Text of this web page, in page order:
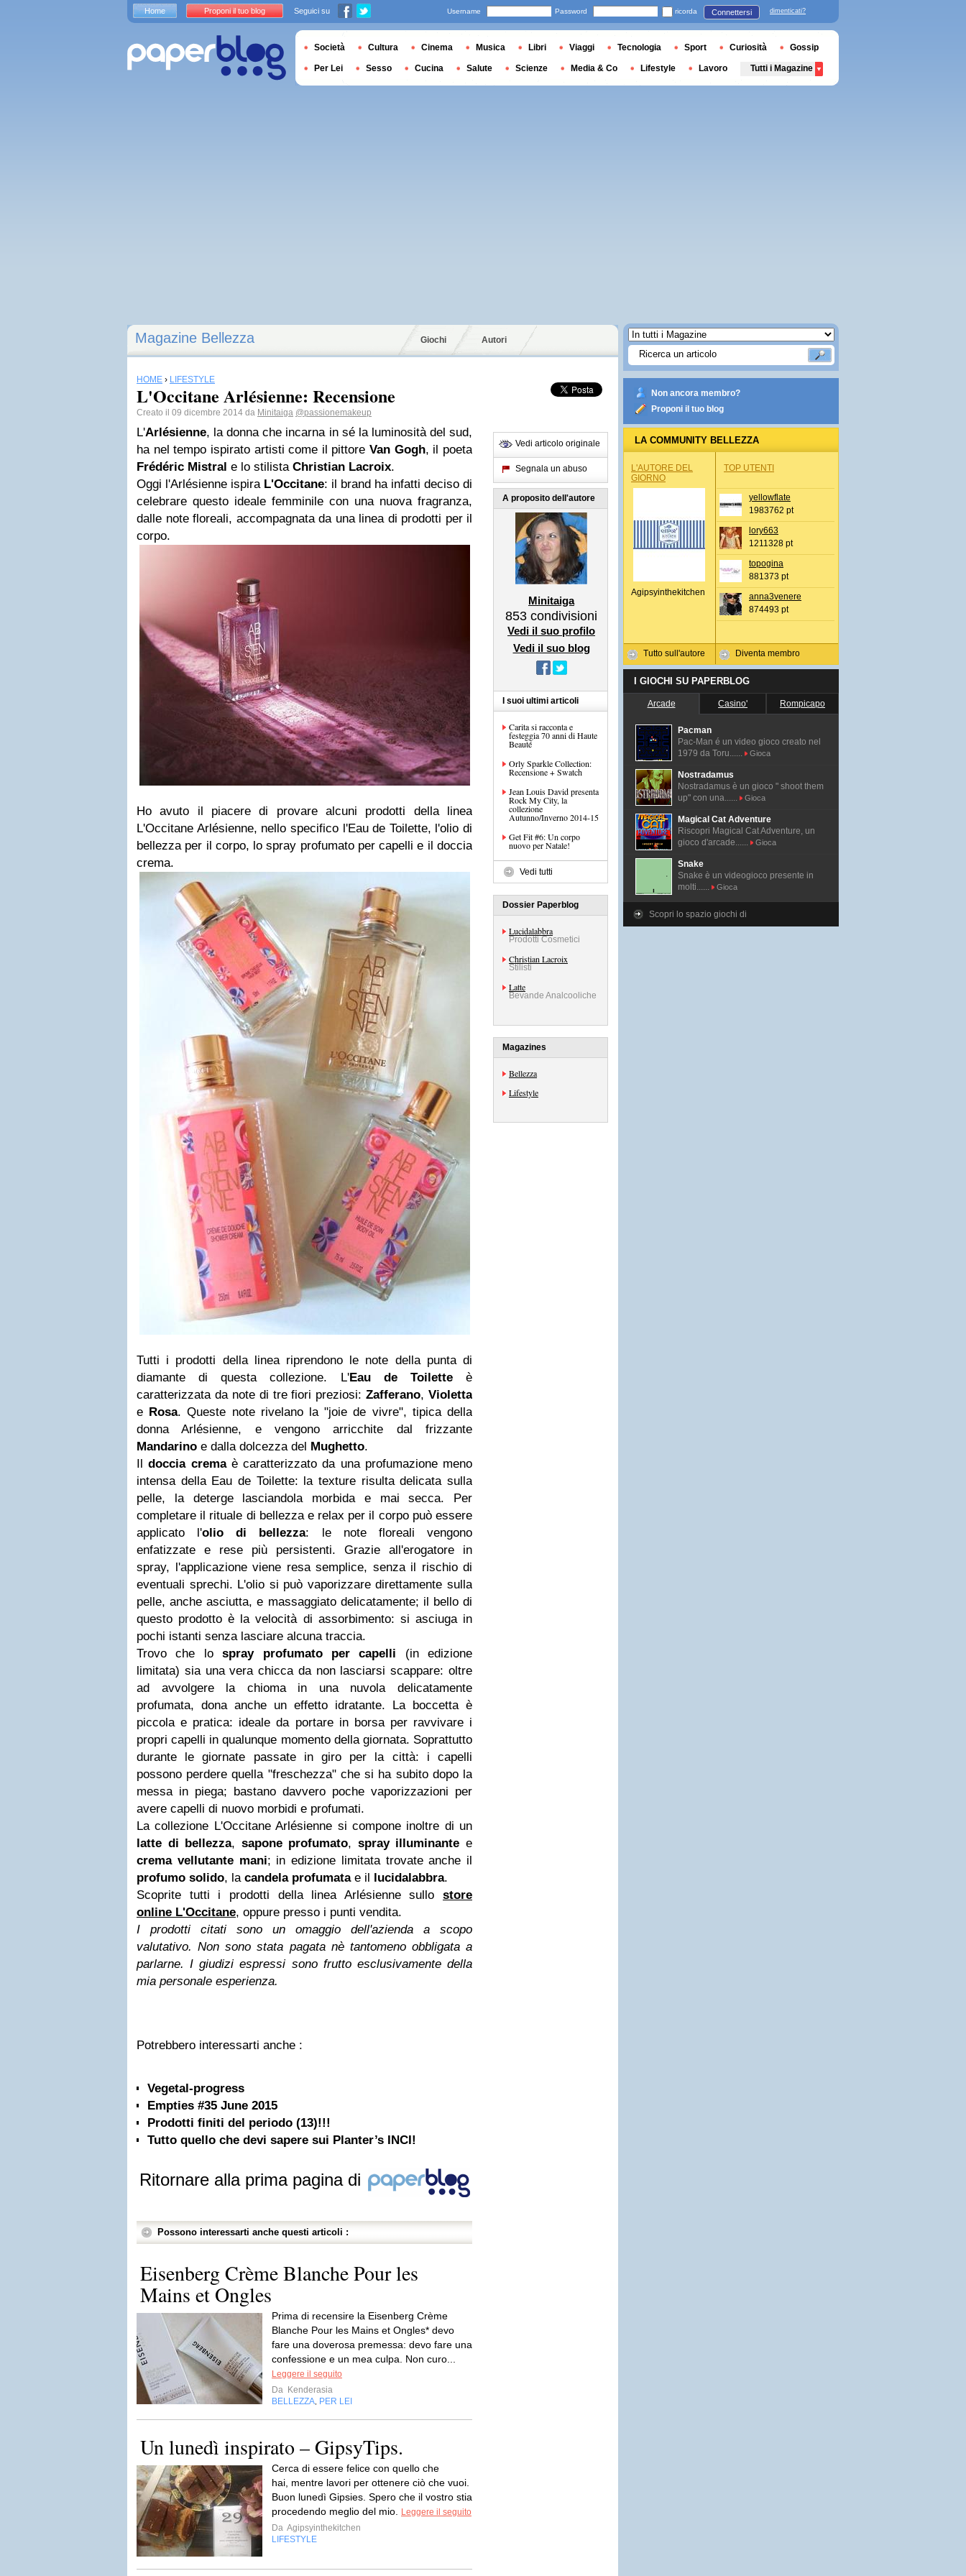
Magazine Bellezza Giochi Autori
HOME › LIFESTYLE
L'Occitane Arlésienne: Recensione
Creato il 09 dicembre 2014 da Minitaiga @passionemakeup
L'Arlésienne, la donna che incarna in sé la luminosità del sud,
ha nel tempo ispirato artisti come il pittoreVan Gogh, il poeta
Frédéric Mistral e lo stilista Christian Lacroix.
Oggi l'Arlésienne ispira L'Occitane: il brand ha infatti deciso di
celebrare questo ideale femminile con una nuova fragranza,
dalle note floreali, accompagnata da una linea di prodotti per il
corpo.
Ho avuto il piacere di provare alcuni prodotti della linea
L'Occitane Arlésienne, nello specifico l'Eau de Toilette, l'olio di
bellezza per il corpo, lo spray profumato per capelli e il doccia
crema.
Tutti i prodotti della linea riprendono le note della punta di
diamante di questa collezione. L'Eau de Toiletteè
caratterizzata da note di tre fiori preziosi:Zafferano, Violetta
e Rosa. Queste note rivelano la "joie de vivre", tipica della
donna Arlésienne, e vengono arricchite dal frizzante
Mandarino e dalla dolcezza del Mughetto.
Ildoccia cremaè caratterizzato da una profumazione meno
intensa della Eau de Toilette: la texture risulta delicata sulla
pelle, la deterge lasciandola morbida e mai secca. Per
completare il rituale di bellezza e relax per il corpo può essere
applicato l'olio di bellezza: le note floreali vengono
enfatizzate e rese più persistenti. Grazie all'erogatore in
spray, l'applicazione viene resa semplice, senza il rischio di
eventuali sprechi. L'olio si può vaporizzare direttamente sulla
pelle, anche asciutta, e massaggiato delicatamente; il bello di
questo prodotto è la velocità di assorbimento: si asciuga in
pochi istanti senza lasciare alcuna traccia.
Trovo che lospray profumato per capelli (in edizione
limitata) sia una vera chicca da non lasciarsi scappare: oltre
ad avvolgere la chioma in una nuvola delicatamente
profumata, dona anche un effetto idratante. La boccetta è
piccola e pratica: ideale da portare in borsa per ravvivare i
propri capelli in qualunque momento della giornata. Soprattutto
durante le giornate passate in giro per la città: i capelli
possono perdere quella "freschezza" che si ha subito dopo la
messa in piega; bastano davvero poche vaporizzazioni per
avere capelli di nuovo morbidi e profumati.
La collezione L'Occitane Arlésienne si compone inoltre di un
latte di bellezza, sapone profumato, spray illuminante e
crema vellutante mani; in edizione limitata trovate anche il
profumo solido, la candela profumatae il lucidalabbra.
Scoprite tutti i prodotti della linea Arlésienne sullo store
online L'Occitane, oppure presso i punti vendita.
I prodotti citati sono un omaggio dell'azienda a scopo
valutativo. Non sono stata pagata nè tantomeno obbligata a
parlarne. I giudizi espressi sono frutto esclusivamente della
mia personale esperienza.
Potrebbero interessarti anche :
Vegetal-progress
Empties #35 June 2015
Prodotti finiti del periodo (13)!!!
Tutto quello che devi sapere sui Planter’s INCI!
Ritornare alla prima pagina di
Possono interessarti anche questi articoli :
Eisenberg Crème Blanche Pour les
Mains et Ongles
Prima di recensire la Eisenberg Crème
Blanche Pour les Mains et Ongles* devo
fare una doverosa premessa: devo fare una
confessione e un mea culpa. Non curo...
Leggere il seguito
Da Kenderasia
BELLEZZA PER LEI
Un lunedì inspirato – GipsyTips.
Cerca di essere felice con quello che
hai, mentre lavori per ottenere ciò che vuoi.
Buon lunedì Gipsies. Spero che il vostro stia
procedendo meglio del mio.
Leggere il seguito
Da Agipsyinthekitchen
LIFESTYLE
Vedi articolo originale
Segnala un abuso
A proposito dell'autore
Minitaiga
853 condivisioni
Vedi il suo profilo
Vedi il suo blog
I suoi ultimi articoli
Carita si racconta e
festeggia 70 anni di Haute
Beauté
Orly Sparkle Collection:
Recensione + Swatch
Jean Louis David presenta
Rock My City, la
collezione
Autunno/Inverno 2014-15
Get Fit #6: Un corpo
nuovo per Natale!
Vedi tutti
Dossier Paperblog
Lucidalabbra
Prodotti Cosmetici
Christian Lacroix
Stilisti
Latte
Bevande Analcooliche
Magazines
Bellezza
Lifestyle
Non ancora membro?
Proponi il tuo blog
LA COMMUNITY BELLEZZA
L'AUTORE DEL
GIORNO
Agipsyinthekitchen
Tutto sull'autore
TOP UTENTI
yellowflate
1983762 pt
lory663
1211328 pt
topogina
881373 pt
anna3venere
874493 pt
Diventa membro
I GIOCHI SU PAPERBLOG
Arcade Casino' Rompicapo
Pacman
Pac-Man é un video gioco creato nel
1979 da Toru......
Gioca
Nostradamus
Nostradamus è un gioco " shoot them
up" con una......
Gioca
Magical Cat Adventure
Riscopri Magical Cat Adventure, un
gioco d'arcade......
Gioca
Snake
Snake è un videogioco presente in
molti......
Gioca
Scopri lo spazio giochi di
Home Proponi il tuo blog Seguici su Username Password ricorda Connettersi dimenticati?
Società Cultura Cinema Musica Libri Viaggi Tecnologia Sport Curiosità Gossip
Per Lei Sesso Cucina Salute Scienze Media & Co Lifestyle Lavoro Tutti i Magazine